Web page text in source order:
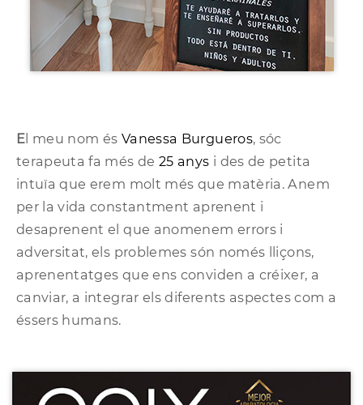
E l meu nom és Vanessa Burgueros, sóc
terapeuta fa més de 25 anys i des de petita
intuïa que erem molt més que matèria. Anem
per la vida constantment aprenent i
desaprenent el que anomenem errors i
adversitat, els problemes són només lliçons,
aprenentatges que ens conviden a créixer, a
canviar, a integrar els diferents aspectes com a
éssers humans.